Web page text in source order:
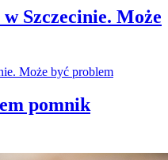
Szczecinie. Może
pomnik